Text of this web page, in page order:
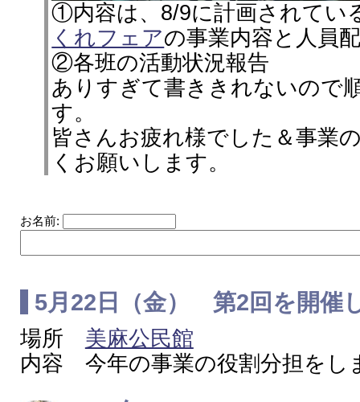
①内容は、8/9に計画されてい
くれフェアの事業内容と人員
②各班の活動状況報告
ありすぎて書ききれないので
す。
皆さんお疲れ様でした＆事業
くお願いします。
お名前:
5月22日（金） 第2回を開催
場所 美麻公民館
内容 今年の事業の役割分担をし